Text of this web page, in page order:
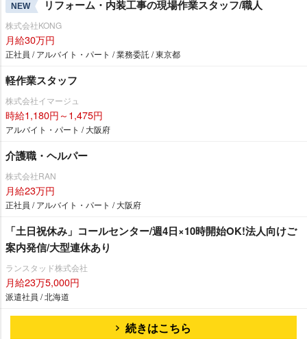
NEW リフォーム・内装工事の現場作業スタッフ/職人
株式会社KONG
月給30万円
正社員 / アルバイト・パート / 業務委託 / 東京都
軽作業スタッフ
株式会社イマージュ
時給1,180円～1,475円
アルバイト・パート / 大阪府
介護職・ヘルパー
株式会社RAN
月給23万円
正社員 / アルバイト・パート / 大阪府
「土日祝休み」コールセンター/週4日×10時開始OK!法人向けご
案内発信/大型連休あり
ランスタッド株式会社
月給23万5,000円
派遣社員 / 北海道
続きはこちら